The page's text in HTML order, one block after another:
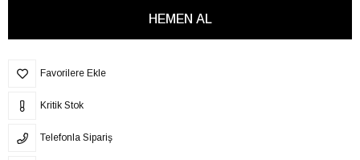
Favorilere Ekle
Kritik Stok
Telefonla Sipariş